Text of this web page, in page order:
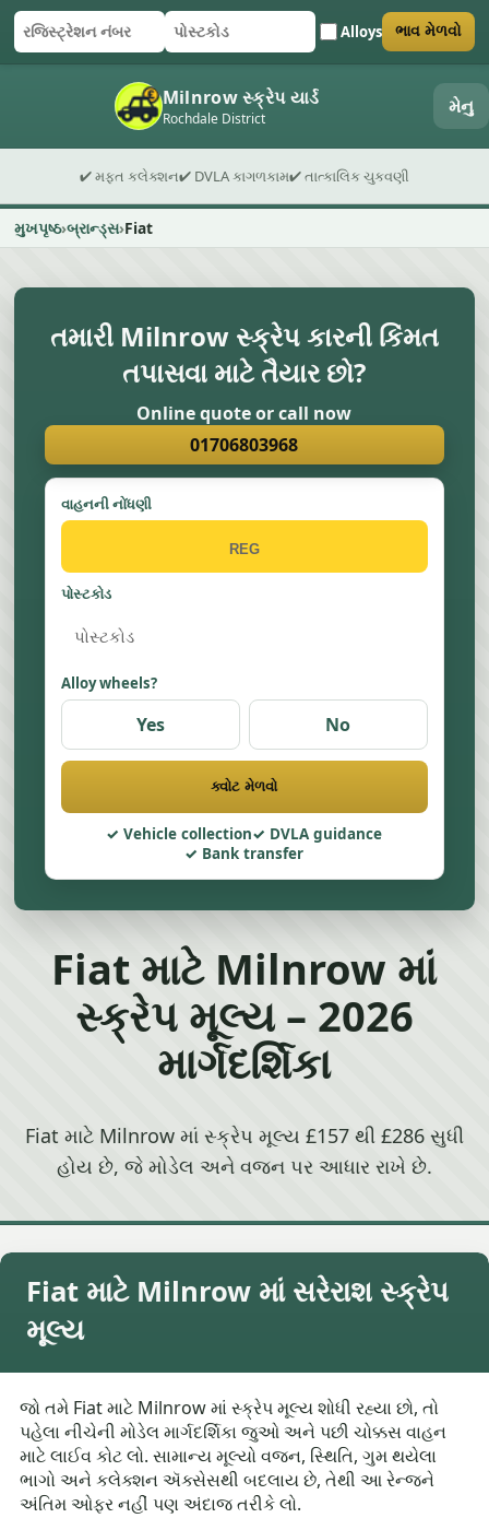
રજિસ્ટ્રેશન નંબર
પોસ્ટકોડ Alloys
ફોર્મ સબમિટ કરો ભાવ મેળવો
Milnrow સ્ક્રેપ યાર્ડ
Rochdale District મેનુ
✔ મફત કલેક્શન✔ DVLA કાગળકામ✔ તાત્કાલિક ચુકવણી
મુખપૃષ્ઠ બ્રાન્ડ્સ Fiat
તમારી Milnrow સ્ક્રેપ કારની કિંમત
તપાસવા માટે તૈયાર છો?
Online quote or call now
01706803968
વાહનની નોંધણી
પોસ્ટકોડ
Alloy wheels?
Yes No
ક્વોટ મેળવો
Vehicle collection
DVLA guidance
Bank transfer
Fiat માટે Milnrow માં
સ્ક્રેપ મૂલ્ય – 2026
માર્ગદર્શિકા
Fiat માટે Milnrow માં સ્ક્રેપ મૂલ્ય £157 થી £286 સુધી
હોય છે, જે મોડેલ અને વજન પર આધાર રાખે છે.
Fiat માટે Milnrow માં સરેરાશ સ્ક્રેપ
મૂલ્ય
જો તમે Fiat માટે Milnrow માં સ્ક્રેપ મૂલ્ય શોધી રહ્યા છો, તો
પહેલા નીચેની મોડેલ માર્ગદર્શિકા જુઓ અને પછી ચોક્કસ વાહન
માટે લાઈવ કોટ લો. સામાન્ય મૂલ્યો વજન, સ્થિતિ, ગુમ થયેલા
ભાગો અને કલેક્શન ઍક્સેસથી બદલાય છે, તેથી આ રેન્જને
અંતિમ ઓફર નહીં પણ અંદાજ તરીકે લો.